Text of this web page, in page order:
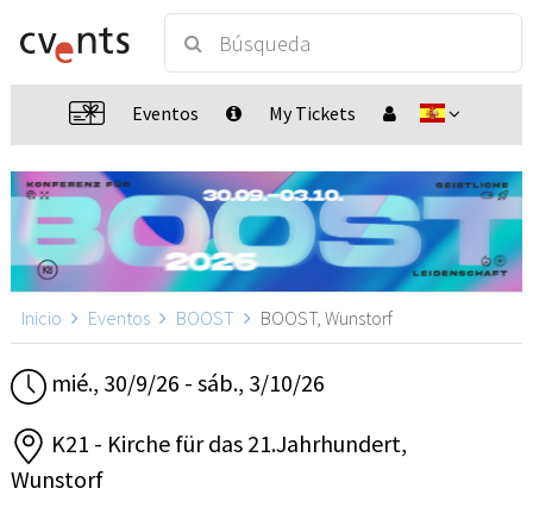
Eventos My Tickets
Inicio Eventos BOOST BOOST, Wunstorf
mié., 30/9/26 - sáb., 3/10/26
K21 - Kirche für das 21.Jahrhundert,
Wunstorf